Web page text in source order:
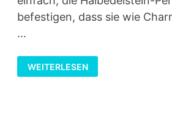
befestigen, dass sie wie
…
LYCRA-
ARMBAND
UND
WEITERLESEN